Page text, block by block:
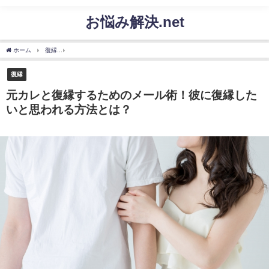
お悩み解決.net
ホーム 復縁
復縁
元カレと復縁するためのメール術！彼に復縁した
いと思われる方法とは？